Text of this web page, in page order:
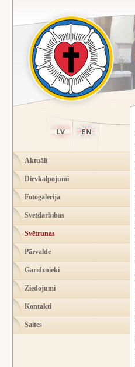
Aktuāli
Dievkalpojumi
Fotogalerija
Svētdarbības
Svētrunas
Pārvalde
Garīdznieki
Ziedojumi
Kontakti
Saites